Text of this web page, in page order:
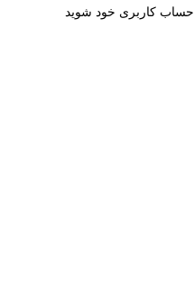
حساب کاربری خود شوید